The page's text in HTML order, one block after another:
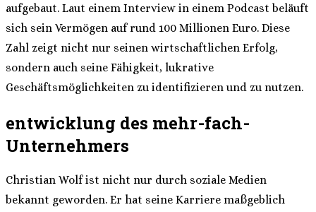
aufgebaut. Laut einem Interview in einem Podcast beläuft
sich sein Vermögen auf rund 100 Millionen Euro. Diese
Zahl zeigt nicht nur seinen wirtschaftlichen Erfolg,
sondern auch seine Fähigkeit, lukrative
Geschäftsmöglichkeiten zu identifizieren und zu nutzen.
entwicklung des mehr-fach-
Unternehmers
Christian Wolf ist nicht nur durch soziale Medien
bekannt geworden. Er hat seine Karriere maßgeblich